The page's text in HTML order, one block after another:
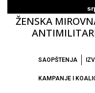
ŽENSKA
SAOPŠTENJA
KAMPANJE I